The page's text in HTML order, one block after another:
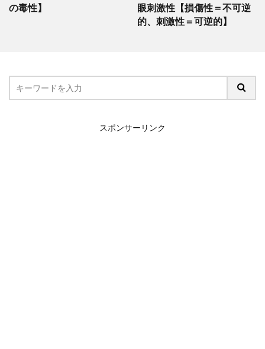
の毒性】
眼刺激性【損傷性＝不可逆
的、刺激性＝可逆的】
スポンサーリンク